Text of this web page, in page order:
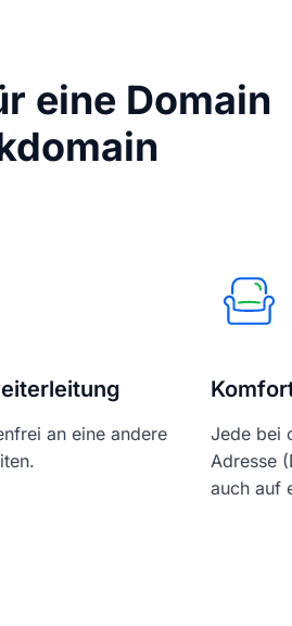
eine Domain
an eine andere
Jede bei
Adresse
auch auf